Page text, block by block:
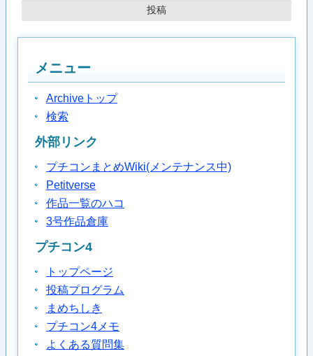
メニュー
Archiveトップ
検索
外部リンク
プチコンまとめWiki(メンテナンス中)
Petitverse
作品一覧のハコ
3号作品倉庫
プチコン4
トップページ
投稿プログラム
まめちしき
プチコン4メモ
よくある質問集